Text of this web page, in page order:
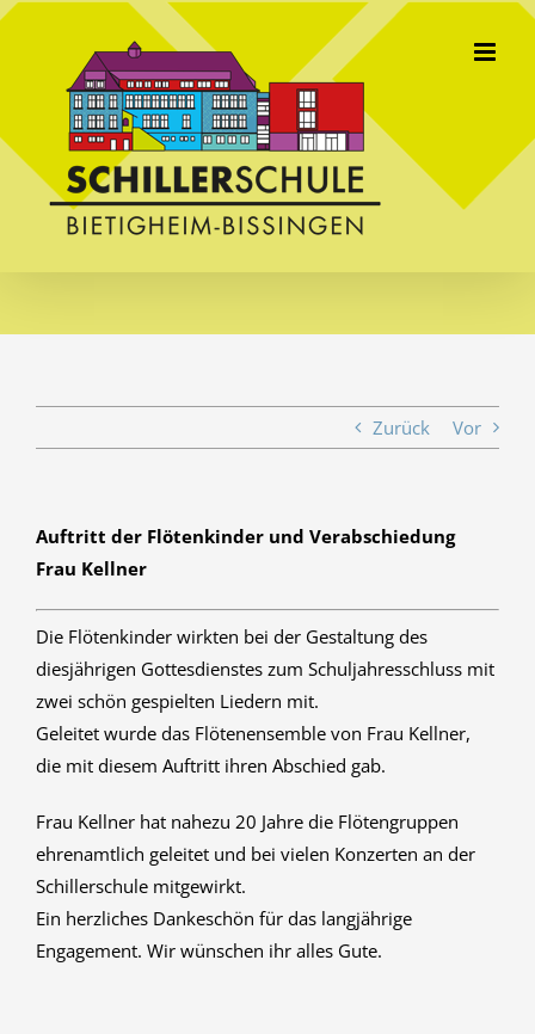
Skip
Zurück Vor
Auftritt der Flötenkinder und Verabschiedung
Frau Kellner
Die Flötenkinder wirkten bei der Gestaltung des
diesjährigen Gottesdienstes zum Schuljahresschluss mit
zwei schön gespielten Liedern mit.
Geleitet wurde das Flötenensemble von Frau Kellner,
die mit diesem Auftritt ihren Abschied gab.
Frau Kellner hat nahezu 20 Jahre die Flötengruppen
ehrenamtlich geleitet und bei vielen Konzerten an der
Schillerschule mitgewirkt.
Ein herzliches Dankeschön für das langjährige
Engagement. Wir wünschen ihr alles Gute.